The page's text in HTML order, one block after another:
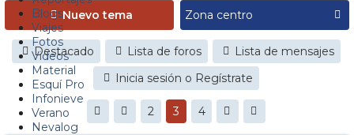
Blogs
Viajes
Fotos
Videos
Material
Esquí Pro
Infonieve
Verano
Nevalog
Nuevo tema
Destacado Lista de foros
Lista de mensajes
Inicia sesión o Regístrate
2 3 4